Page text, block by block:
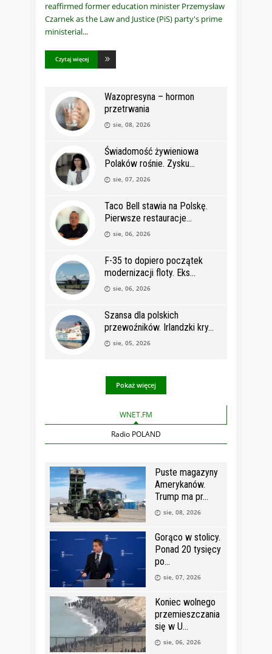
reaffirmed former education minister Przemysław
Czarnek as the Law and Justice (PiS) party's prime
ministerial
Czytaj więcej
Wazopresyna – hormon
przetrwania
sie, 08, 2026
Świadomość żywieniowa
Polaków rośnie. Zysku
sie, 07, 2026
Taco Bell stawia na Polskę.
Pierwsze restauracje
sie, 06, 2026
F-35 to dopiero początek
modernizacji floty. Eks
sie, 06, 2026
Szansa dla polskich
przewoźników. Irlandzki kry
sie, 05, 2026
Pokaż więcej
WNET.FM
Radio POLAND
Puste magazyny
Amerykanów.
Trump ma pr
sie, 08, 2026
Gorąco w stolicy.
Ponad 20 tysięcy
po
sie, 07, 2026
Koniec wolnego
przemieszczania
się w U
sie, 06, 2026